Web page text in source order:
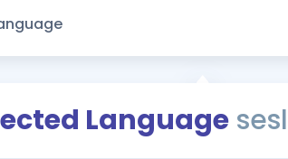
Language